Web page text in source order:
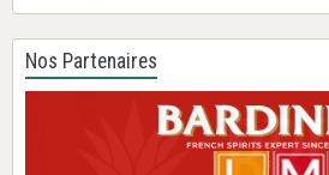
Nos Partenaires